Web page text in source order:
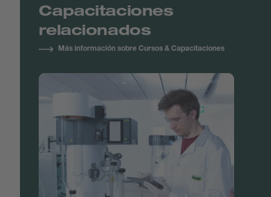
Capacitaciones
relacionados
Más información sobre Cursos & Capacitaciones